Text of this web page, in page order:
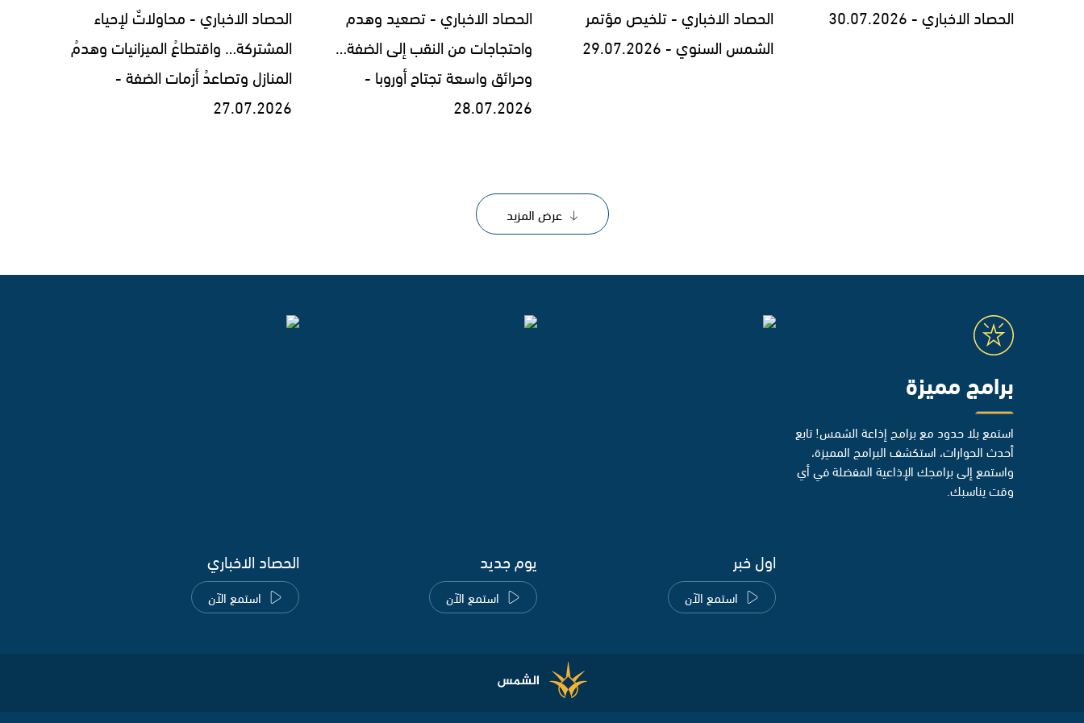
الحصاد الاخباري - 30.07.2026
الحصاد الاخباري - تلخيص مؤتمر
الشمس السنوي - 29.07.2026
الحصاد الاخباري - تصعيد وهدم
واحتجاجات من النقب إلى الضفة…
وحرائق واسعة تجتاح أوروبا -
28.07.2026
الحصاد الاخباري - محاولاتٌ لإحياء
المشتركة… واقتطاعُ الميزانيات وهدمُ
المنازل وتصاعدُ أزمات الضفة -
27.07.2026
عرض المزيد
برامج مميزة
استمع بلا حدود مع برامج إذاعة الشمس! تابع
أحدث الحوارات، استكشف البرامج المميزة،
واستمع إلى برامجك الإذاعية المفضلة في أي
وقت يناسبك.
اول خبر
استمع الآن
يوم جديد
استمع الآن
الحصاد الاخباري
استمع الآن